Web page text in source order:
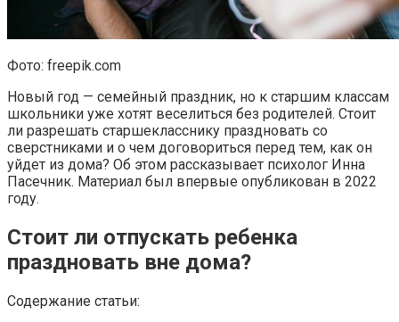
Фото: freepik.com
Новый год — семейный праздник, но к старшим классам
школьники уже хотят веселиться без родителей. Стоит
ли разрешать старшекласснику праздновать со
сверстниками и о чем договориться перед тем, как он
уйдет из дома? Об этом рассказывает психолог Инна
Пасечник. Материал был впервые опубликован в 2022
году.
Стоит ли отпускать ребенка
праздновать вне дома?
Содержание статьи: